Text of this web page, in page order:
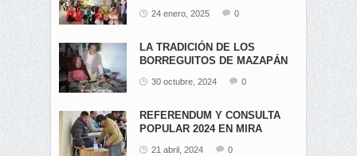
24 enero, 2025 0
LA TRADICIÓN DE LOS
BORREGUITOS DE MAZAPÁN
30 octubre, 2024 0
REFERENDUM Y CONSULTA
POPULAR 2024 EN MIRA
21 abril, 2024 0